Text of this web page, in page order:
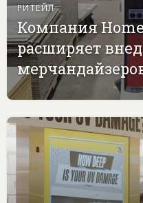
РИТЕЙЛ
Компания
расширяет